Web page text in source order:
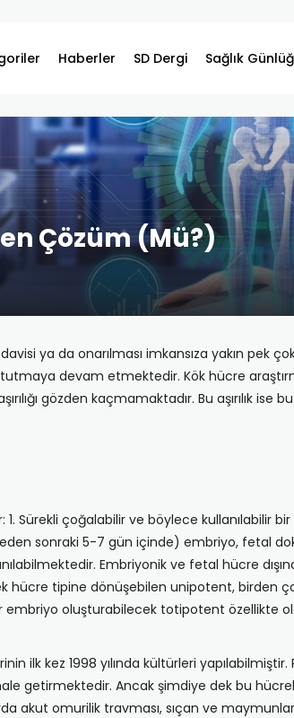
Haberler SD Dergi Sağlık
Çözüm (Mü?)
ya da onarılması imkansıza yakın pek
devam etmektedir. Kök hücre
gözden kaçmamaktadır. Bu aşırılık
Sürekli çoğalabilir ve böylece kullanılabilir
sonraki 5-7 gün içinde) embriyo, fetal
Embriyonik ve fetal hücre
hücre tipine dönüşebilen unipotent, birden
oluşturabilecek totipotent özellikte
ilk kez 1998 yılında kültürleri
getirmektedir. Ancak şimdiye dek bu
akut omurilik travması, sıçan ve